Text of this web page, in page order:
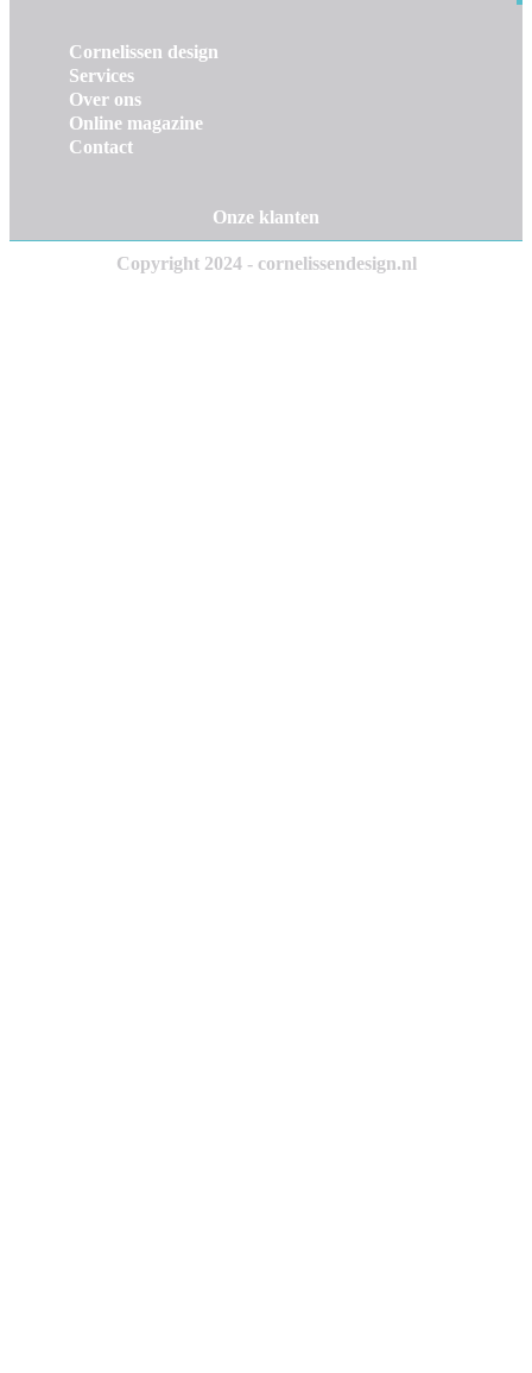
Cornelissen design
Services
Over ons
Online magazine
Contact
Onze klanten
Copyright 2024 - cornelissendesign.nl